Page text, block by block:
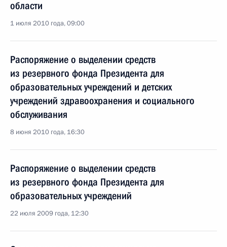
области
1 июля 2010 года, 09:00
Распоряжение о выделении средств
из резервного фонда Президента для
образовательных учреждений и детских
учреждений здравоохранения и социального
обслуживания
8 июня 2010 года, 16:30
Распоряжение о выделении средств
из резервного фонда Президента для
образовательных учреждений
22 июля 2009 года, 12:30